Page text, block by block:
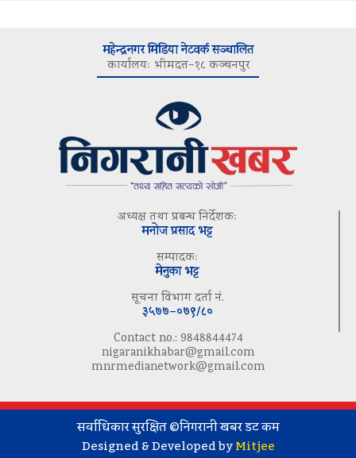
महेन्द्रनगर मिडिया नेटवर्क सञ्चालित
कार्यालयः भीमदत्त–१८ कञ्चनपुर
अध्यक्ष तथा प्रबन्ध निर्देशकः
मनोज प्रसाद भट्ट
सम्पादकः
मेनुका भट्ट
सूचना विभाग दर्ता नं.
३५७७–०७९/८०
Contact no.: 9848844474
nigaranikhabar@gmail.com
mnrmedianetwork@gmail.com
सर्वाधिकार सुरक्षित ©निगरानी खबर डट कम
Designed & Developed byMitjee